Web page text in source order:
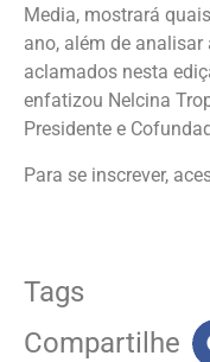
Media, mostrará
ano, além de
aclamados nesta
enfatizou Nelcina
Presidente e
Para se inscrever,
Tags
Compartilhe